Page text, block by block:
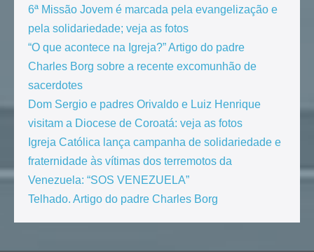
6ª Missão Jovem é marcada pela evangelização e
pela solidariedade; veja as fotos
“O que acontece na Igreja?” Artigo do padre
Charles Borg sobre a recente excomunhão de
sacerdotes
Dom Sergio e padres Orivaldo e Luiz Henrique
visitam a Diocese de Coroatá: veja as fotos
Igreja Católica lança campanha de solidariedade e
fraternidade às vítimas dos terremotos da
Venezuela: “SOS VENEZUELA”
Telhado. Artigo do padre Charles Borg